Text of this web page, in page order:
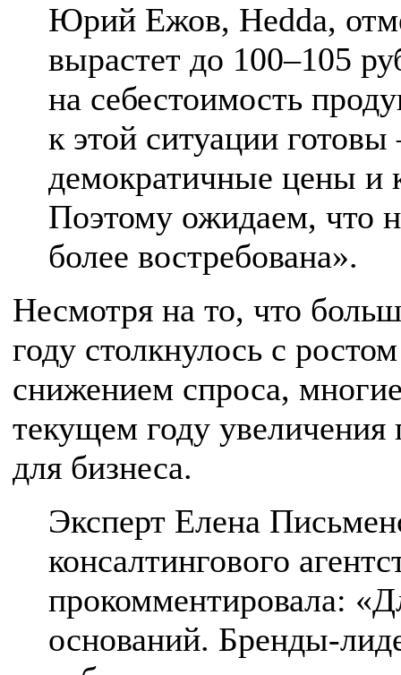
Юрий Ежов, Hedda,
вырастет до 100–105
на себестоимость
к этой ситуации
демократичные цены и
Поэтому ожидаем, что
более востребована».
Несмотря на то, что
году столкнулось с
снижением спроса,
текущем году
для бизнеса.
Эксперт Елена
консалтингового
прокомментировала:
оснований. Бренды-